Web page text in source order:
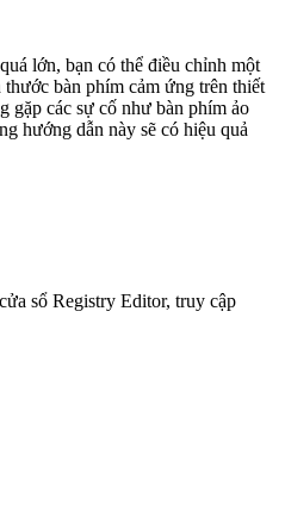
lớn, bạn có thể điều chỉnh một
bàn phím cảm ứng trên thiết